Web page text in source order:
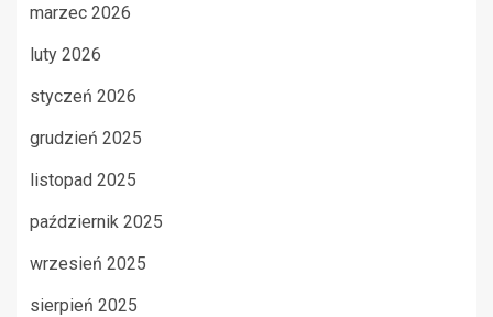
marzec 2026
luty 2026
styczeń 2026
grudzień 2025
listopad 2025
październik 2025
wrzesień 2025
sierpień 2025